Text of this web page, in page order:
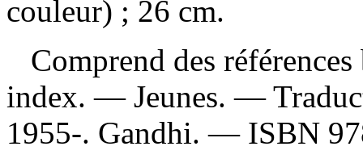
couleur) ; 26 cm.
Comprend des
index. — Jeunes. —
1955-. Gandhi. — ISBN